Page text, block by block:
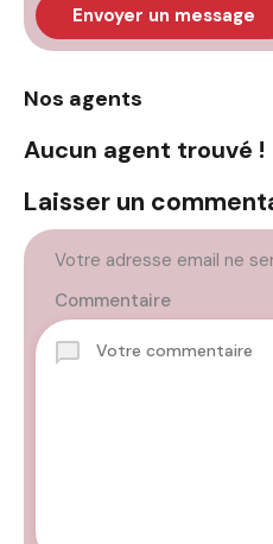
Envoyer un message
Nos agents
Aucun agent trouvé !
Laisser un
Votre adresse email ne
Commentaire